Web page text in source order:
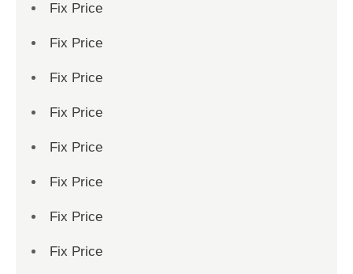
Fix Price
Fix Price
Fix Price
Fix Price
Fix Price
Fix Price
Fix Price
Fix Price